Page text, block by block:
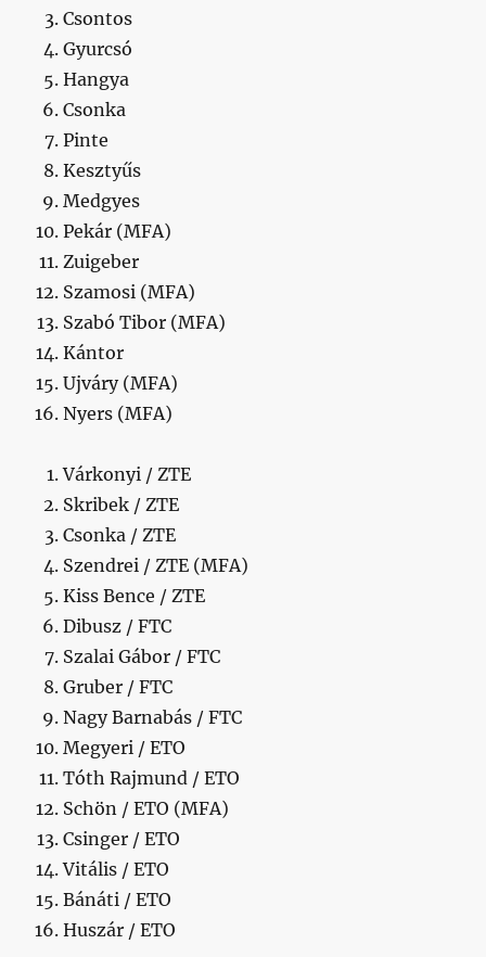
Csontos
Gyurcsó
Hangya
Csonka
Pinte
Kesztyűs
Medgyes
Pekár (MFA)
Zuigeber
Szamosi (MFA)
Szabó Tibor (MFA)
Kántor
Ujváry (MFA)
Nyers (MFA)
Várkonyi / ZTE
Skribek / ZTE
Csonka / ZTE
Szendrei / ZTE (MFA)
Kiss Bence / ZTE
Dibusz / FTC
Szalai Gábor / FTC
Gruber / FTC
Nagy Barnabás / FTC
Megyeri / ETO
Tóth Rajmund / ETO
Schön / ETO (MFA)
Csinger / ETO
Vitális / ETO
Bánáti / ETO
Huszár / ETO